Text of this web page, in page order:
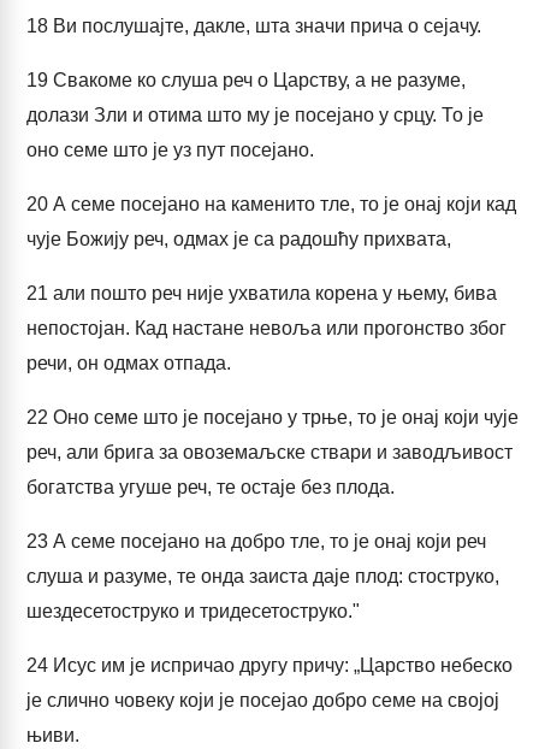
18 Ви послушајте, дакле, шта значи прича о сејачу.
19 Свакоме ко слуша реч о Царству, а не разуме,
долази Зли и отима што му је посејано у срцу. То је
оно семе што је уз пут посејано.
20 А семе посејано на каменито тле, то је онај који кад
чује Божију реч, одмах је са радошћу прихвата,
21 али пошто реч није ухватила корена у њему, бива
непостојан. Кад настане невоља или прогонство због
речи, он одмах отпада.
22 Оно семе што је посејано у трње, то је онај који чује
реч, али брига за овоземаљске ствари и заводљивост
богатства угуше реч, те остаје без плода.
23 А семе посејано на добро тле, то је онај који реч
слуша и разуме, те онда заиста даје плод: стоструко,
шездесетоструко и тридесетоструко."
24 Исус им је испричао другу причу: „Царство небеско
је слично човеку који је посејао добро семе на својој
њиви.